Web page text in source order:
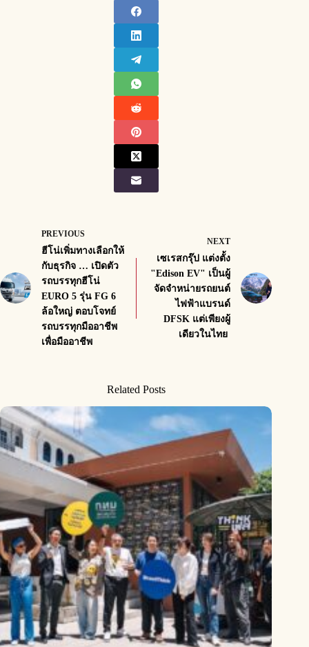
PREVIOUS
ฮีโน่เพิ่มทางเลือกให้
กับธุรกิจ … เปิดตัว
รถบรรทุกฮีโน่
EURO 5 รุ่น FG 6
ล้อใหญ่ ตอบโจทย์
รถบรรทุกมืออาชีพ
เพื่อมืออาชีพ
NEXT
เซเรสกรุ๊ป แต่งตั้ง
"Edison EV" เป็นผู้
จัดจำหน่ายรถยนต์
ไฟฟ้าแบรนด์
DFSK แต่เพียงผู้
เดียวในไทย
Related Posts